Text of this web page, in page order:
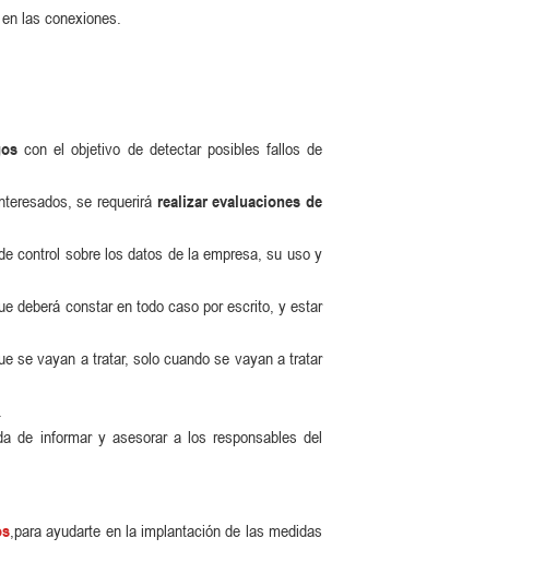
las conexiones.
con el objetivo de detectar posibles fallos de
se requerirá realizar evaluaciones de
control sobre los datos de la empresa, su uso y
deberá constar en todo caso por escrito, y estar
se vayan a tratar, solo cuando se vayan a tratar
de informar y asesorar a los responsables del
,para ayudarte en la implantación de las medidas